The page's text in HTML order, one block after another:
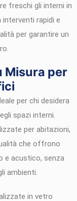
freschi gli interni in
rapidi e
per garantire un
Misura per
per chi desidera
spazi interni.
per abitazioni,
che offrono
e acustico, senza
ambienti.
in vetro